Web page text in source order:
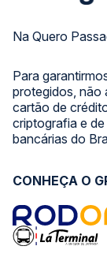
Na Quero
Para
protegidos, não
cartão de
criptografia e
bancárias do
CONHEÇA O